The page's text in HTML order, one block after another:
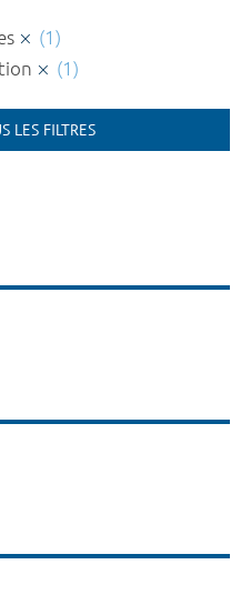
(1)
(1)
LES FILTRES